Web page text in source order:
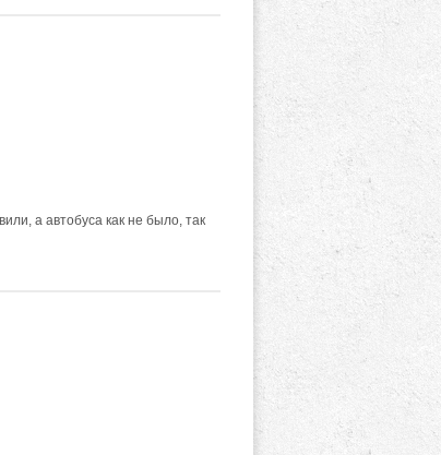
а автобуса как не было, так